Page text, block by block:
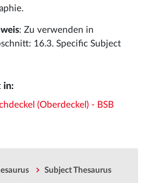
: Zu verwenden in
16.3. Specific Subject
in:
(Oberdeckel) - BSB
Subject Thesaurus